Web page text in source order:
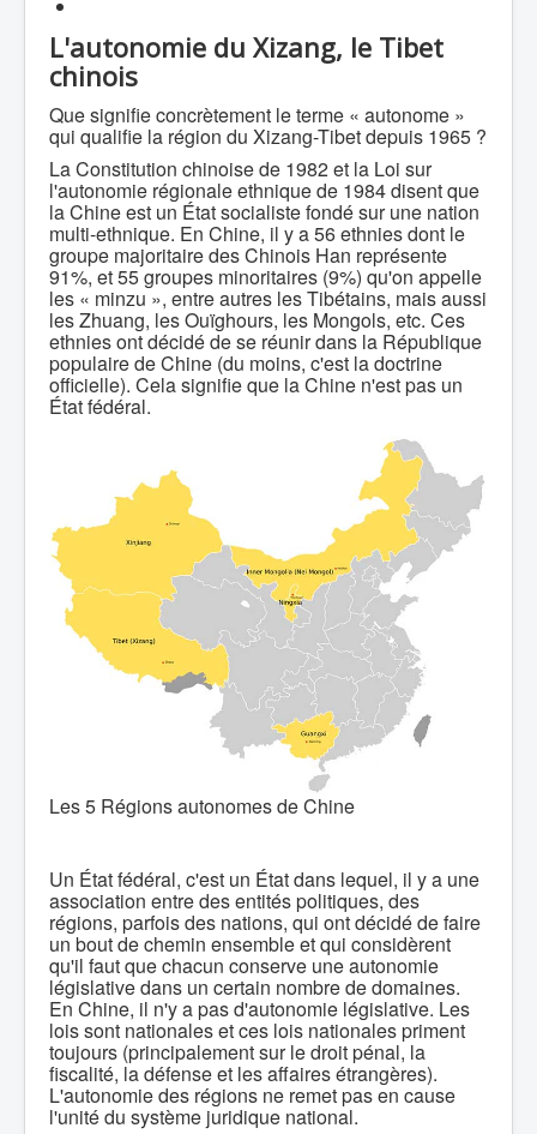
L'autonomie du Xizang, le Tibet
chinois
Que signifie concrètement le terme « autonome »
qui qualifie la région du Xizang-Tibet depuis 1965 ?
La Constitution chinoise de 1982 et la Loi sur
l'autonomie régionale ethnique de 1984 disent que
la Chine est un État socialiste fondé sur une nation
multi-ethnique. En Chine, il y a 56 ethnies dont le
groupe majoritaire des Chinois Han représente
91%, et 55 groupes minoritaires (9%) qu'on appelle
les « minzu », entre autres les Tibétains, mais aussi
les Zhuang, les Ouïghours, les Mongols, etc. Ces
ethnies ont décidé de se réunir dans la République
populaire de Chine (du moins, c'est la doctrine
officielle). Cela signifie que la Chine n'est pas un
État fédéral.
Les 5 Régions autonomes de Chine
Un État fédéral, c'est un État dans lequel, il y a une
association entre des entités politiques, des
régions, parfois des nations, qui ont décidé de faire
un bout de chemin ensemble et qui considèrent
qu'il faut que chacun conserve une autonomie
législative dans un certain nombre de domaines.
En Chine, il n'y a pas d'autonomie législative. Les
lois sont nationales et ces lois nationales priment
toujours (principalement sur le droit pénal, la
fiscalité, la défense et les affaires étrangères).
L'autonomie des régions ne remet pas en cause
l'unité du système juridique national.